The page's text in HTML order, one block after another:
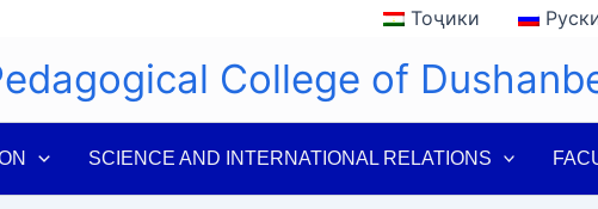
Тоҷики
College of
SCIENCE AND INTERNATIONAL RELATIONS